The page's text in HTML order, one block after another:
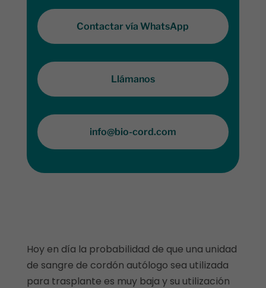
Contactar vía WhatsApp
Llámanos
info@bio-cord.com
Hoy en día la probabilidad de que una unidad
de sangre de cordón autólogo sea utilizada
para trasplante es muy baja y su utilización